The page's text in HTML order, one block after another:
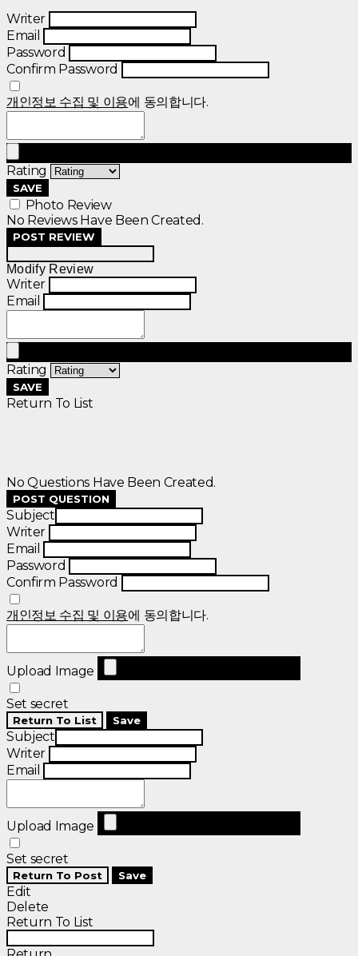
Writer
Email
Password
Confirm Password
개인정보 수집 및 이용에 동의합니다.
Rating
SAVE
Photo Review
No Reviews Have Been Created.
POST REVIEW
Modify Review
Writer
Email
Rating
SAVE
Return To List
No Questions Have Been Created.
POST QUESTION
Subject
Writer
Email
Password
Confirm Password
개인정보 수집 및 이용에 동의합니다.
Upload Image
Set secret
Return To List Save
Subject
Writer
Email
Upload Image
Set secret
Return To Post Save
Edit
Delete
Return To List